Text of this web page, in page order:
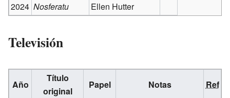
2024 Nosferatu Ellen Hutter
Televisión
Año
Título
original
Papel Notas Ref